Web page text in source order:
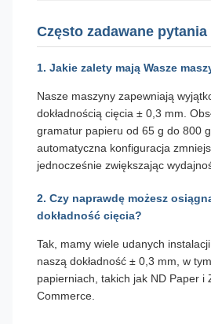
Często zadawane pytania
1. Jakie zalety mają Wasze
Nasze maszyny zapewniają
dokładnością cięcia ± 0,3 mm.
gramatur papieru od 65 g do 800
automatyczna konfiguracja
jednocześnie zwiększając
2. Czy naprawdę możesz
dokładność cięcia?
Tak, mamy wiele udanych
naszą dokładność ± 0,3 mm, w
papierniach, takich jak ND Paper i
Commerce.